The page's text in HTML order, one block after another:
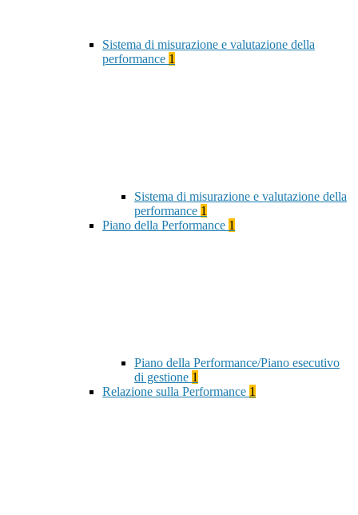
Sistema di misurazione e valutazione della
performance 1
Sistema di misurazione e valutazione della
performance 1
Piano della Performance 1
Piano della Performance/Piano esecutivo
di gestione 1
Relazione sulla Performance 1